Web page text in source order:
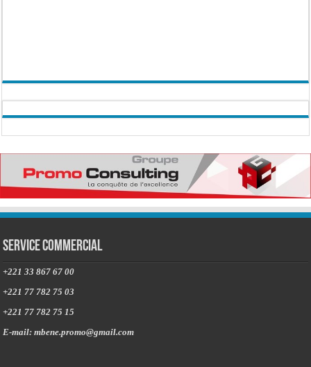
Service commercial
+221 33 867 67 00
+221 77 782 75 03
+221 77 782 75 15
E-mail: mbene.promo@gmail.com